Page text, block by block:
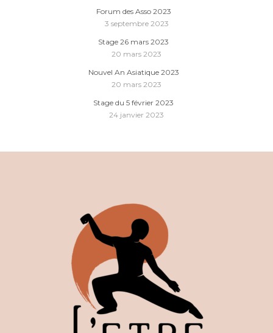
Forum des Asso 2023
3 septembre 2023
Stage 26 mars 2023
20 mars 2023
Nouvel An Asiatique 2023
20 mars 2023
Stage du 5 février 2023
24 janvier 2023